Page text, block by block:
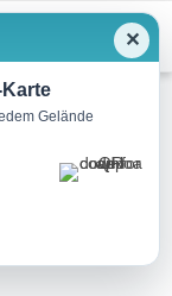
Menu
✕
Gelände